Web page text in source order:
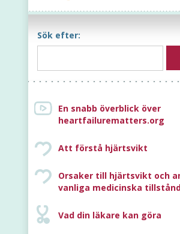
Sök efter:
En snabb överblick över
heartfailurematters.org
Att förstå hjärtsvikt
Orsaker till hjärtsvikt och
vanliga medicinska
Vad din läkare kan göra